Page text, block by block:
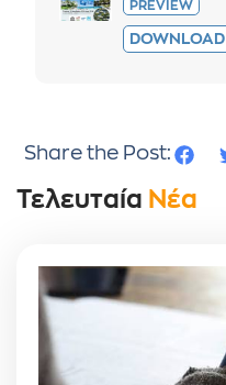
PREVIEW
DOWNLOAD
Share the Post:
Τελευταία Νέα